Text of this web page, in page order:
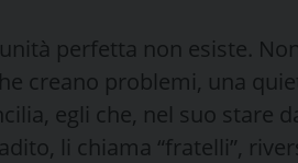
perfetta non esiste.
creano problemi, una
egli che, nel suo stare
li chiama “fratelli”,